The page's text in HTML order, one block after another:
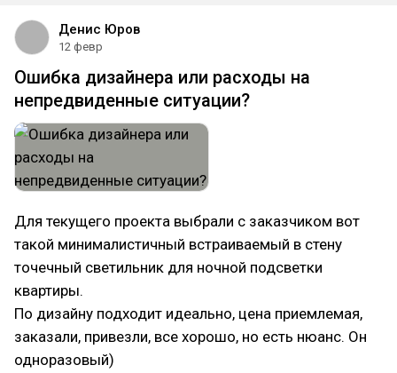
Денис Юров
12 февр
Ошибка дизайнера или расходы на
непредвиденные ситуации?
Для текущего проекта выбрали с заказчиком вот
такой минималистичный встраиваемый в стену
точечный светильник для ночной подсветки
квартиры.
По дизайну подходит идеально, цена приемлемая,
заказали, привезли, все хорошо, но есть нюанс. Он
одноразовый)